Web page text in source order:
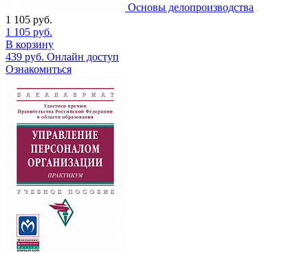
Основы делопроизводства
1 105 руб.
1 105 руб.
В корзину
439 руб. Онлайн доступ
Ознакомиться